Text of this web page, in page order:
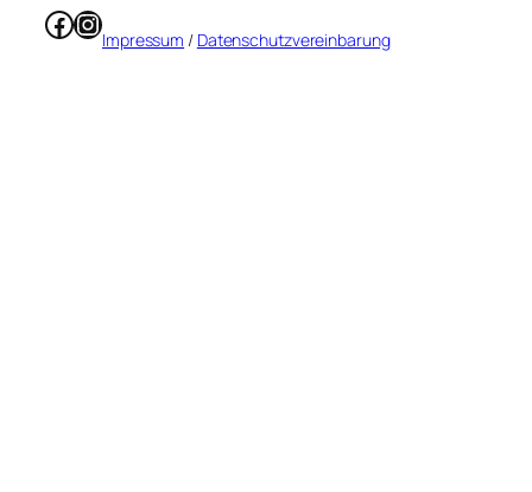
Facebook
Instagram
Impressum / Datenschutzvereinbarung